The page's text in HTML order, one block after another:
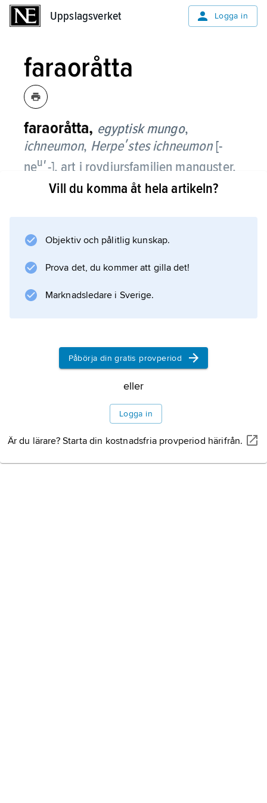
Uppslagsverket Logga in
faraoråtta
faraoråtta, egyptisk mungo,
ichneumon, Herpeʹstes ichneumon[-
neuʹ-], art i rovdjursfamiljen manguster.
Den är gråbrun, blir ca 55 cm lång och har
påminner något om en stor iller eller mink.
och ormar och kan också knäcka fågelägg
genom att kasta
Information om artikeln
Vill du komma åt hela artikeln?
Objektiv och pålitlig kunskap.
Prova det, du kommer att gilla det!
Marknadsledare i Sverige.
Påbörja din gratis provperiod
eller
Logga in
Är du lärare? Starta din kostnadsfria provperiod härifrån.